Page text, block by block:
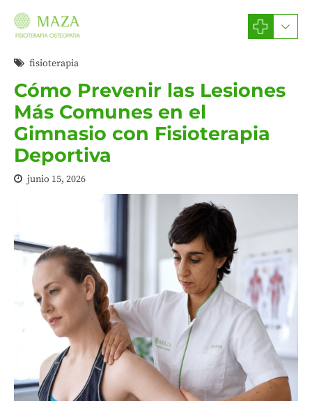
fisioterapia
Cómo Prevenir las Lesiones
Más Comunes en el
Gimnasio con Fisioterapia
Deportiva
junio 15, 2026